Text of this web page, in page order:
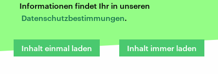
Informationen findet Ihr in unseren
Datenschutzbestimmungen.
Inhalt einmal laden Inhalt immer laden